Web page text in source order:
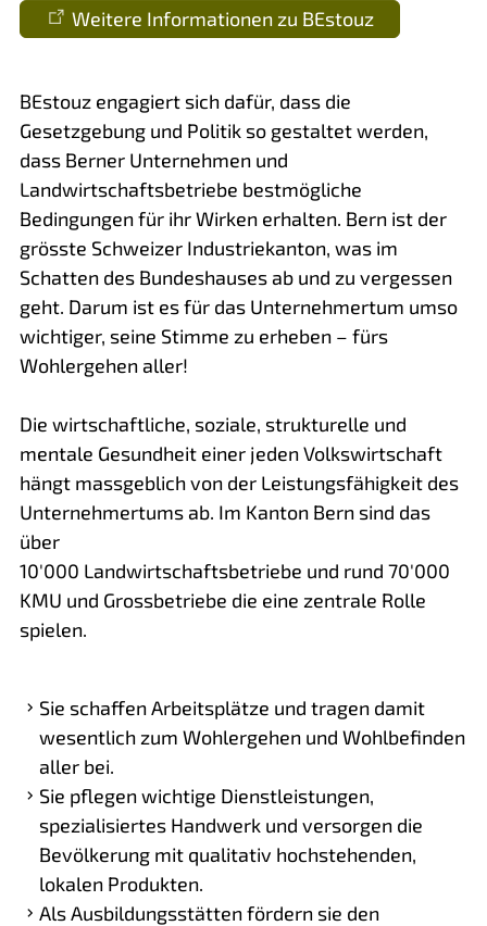
Weitere Informationen zu BEstouz
BEstouz engagiert sich dafür, dass die
Gesetzgebung und Politik so gestaltet werden,
dass Berner Unternehmen und
Landwirtschaftsbetriebe bestmögliche
Bedingungen für ihr Wirken erhalten. Bern ist der
grösste Schweizer Industriekanton, was im
Schatten des Bundeshauses ab und zu vergessen
geht. Darum ist es für das Unternehmertum umso
wichtiger, seine Stimme zu erheben – fürs
Wohlergehen aller!
Die wirtschaftliche, soziale, strukturelle und
mentale Gesundheit einer jeden Volkswirtschaft
hängt massgeblich von der Leistungsfähigkeit des
Unternehmertums ab. Im Kanton Bern sind das
über
10'000 Landwirtschaftsbetriebe und rund 70'000
KMU und Grossbetriebe die eine zentrale Rolle
spielen.
Sie schaffen Arbeitsplätze und tragen damit
wesentlich zum Wohlergehen und Wohlbefinden
aller bei.
Sie pflegen wichtige Dienstleistungen,
spezialisiertes Handwerk und versorgen die
Bevölkerung mit qualitativ hochstehenden,
lokalen Produkten.
Als Ausbildungsstätten fördern sie den